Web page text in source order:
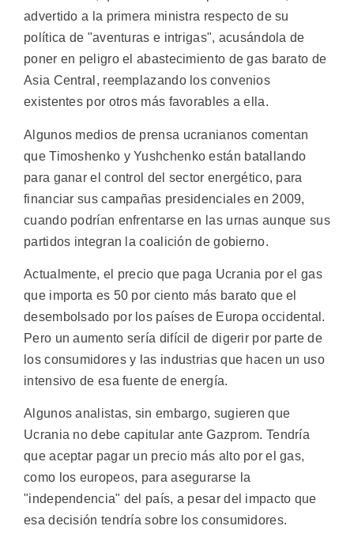
advertido a la primera ministra respecto de su
política de "aventuras e intrigas", acusándola de
poner en peligro el abastecimiento de gas barato de
Asia Central, reemplazando los convenios
existentes por otros más favorables a ella.
Algunos medios de prensa ucranianos comentan
que Timoshenko y Yushchenko están batallando
para ganar el control del sector energético, para
financiar sus campañas presidenciales en 2009,
cuando podrían enfrentarse en las urnas aunque sus
partidos integran la coalición de gobierno.
Actualmente, el precio que paga Ucrania por el gas
que importa es 50 por ciento más barato que el
desembolsado por los países de Europa occidental.
Pero un aumento sería difícil de digerir por parte de
los consumidores y las industrias que hacen un uso
intensivo de esa fuente de energía.
Algunos analistas, sin embargo, sugieren que
Ucrania no debe capitular ante Gazprom. Tendría
que aceptar pagar un precio más alto por el gas,
como los europeos, para asegurarse la
"independencia" del país, a pesar del impacto que
esa decisión tendría sobre los consumidores.